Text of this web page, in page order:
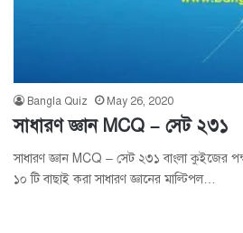
Bangla Quiz May 26, 2020
সাধারণ জ্ঞান MCQ – সেট ২৩১
সাধারণ জ্ঞান MCQ – সেট ২৩১ বাংলা কুইজের
১০ টি বাছাই করা সাধারণ জ্ঞানের মাল্টিপল…